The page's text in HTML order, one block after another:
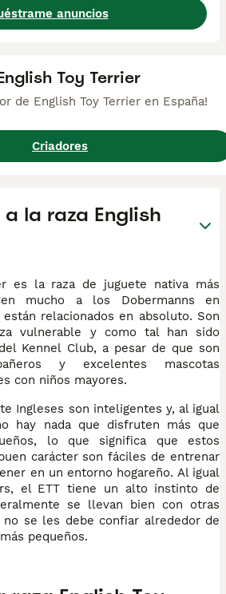
anuncios
Toy Terrier
de English Toy Terrier en España!
Criadores
la raza English
es la raza de juguete nativa más
mucho a los Dobermanns en
relacionados en absoluto. Son
vulnerable y como tal han sido
Kennel Club, a pesar de que son
y excelentes mascotas
con niños mayores.
Ingleses son inteligentes y, al igual
hay nada que disfruten más que
lo que significa que estos
carácter son fáciles de entrenar
en un entorno hogareño. Al igual
el ETT tiene un alto instinto de
se llevan bien con otras
no se les debe confiar alrededor de
pequeños.